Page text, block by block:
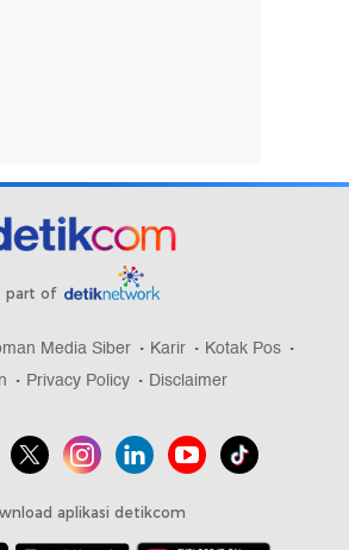
part of
Media Siber Karir
Kotak Pos
Privacy Policy Disclaimer
aplikasi detikcom